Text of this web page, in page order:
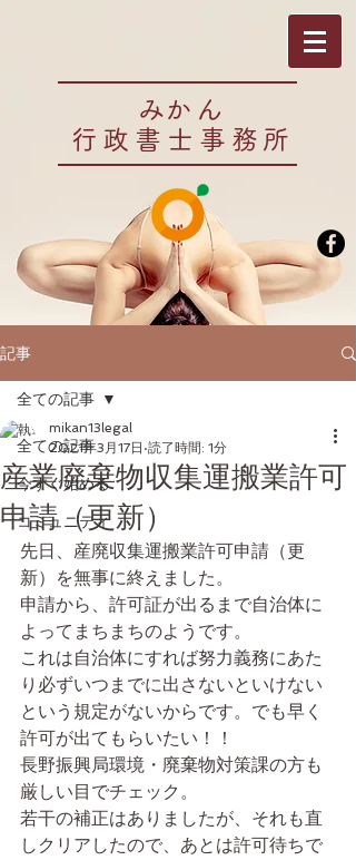
​みかん
行政書士事務所
記事
全ての記事
今すぐ始める
コミュニティ
全ての記事
産業廃棄物収集運搬業許可
申請（更新）
mikan13legal
2021年3月17日 読了時間: 1分
先日、産廃収集運搬業許可申請（更
新）を無事に終えました。
申請から、許可証が出るまで自治体に
よってまちまちのようです。
これは自治体にすれば努力義務にあた
り必ずいつまでに出さないといけない
という規定がないからです。でも早く
許可が出てもらいたい！！
長野振興局環境・廃棄物対策課の方も
厳しい目でチェック。
若干の補正はありましたが、それも直
しクリアしたので、あとは許可待ちで